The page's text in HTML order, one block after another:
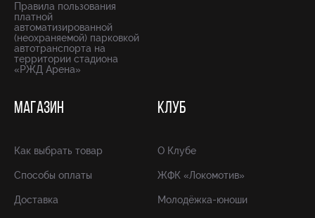
Правила пользования
платной
автоматизированной
(неохраняемой) парковкой
автотранспорта на
территории стадиона
«РЖД Арена»
МАГАЗИН
Как выбрать товар
Способы оплаты
Доставка
КЛУБ
О Клубе
ЖФК «Локомотив»
Молодёжка-юноши